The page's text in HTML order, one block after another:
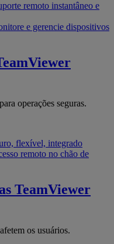
remoto instantâneo e
e gerencie dispositivos
operações seguras.
flexível, integrado
remoto no chão de
TeamViewer
os usuários.